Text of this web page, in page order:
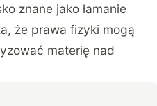
znane jako łamanie
że prawa fizyki mogą
materię nad